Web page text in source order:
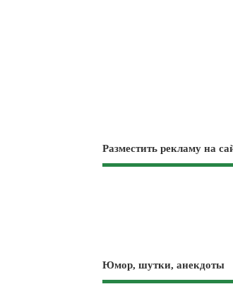
Разместить рекламу на
Юмор, шутки, анекдоты